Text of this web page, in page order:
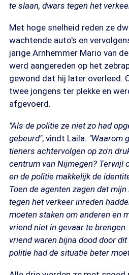
te slaan, dwars tegen het
Met hoge snelheid reden ze
wachtende auto's en
jarige Arnhemmer Mario van
werd aangereden op het
gewond dat hij later overleed.
twee jongens ter plekke en
afgevoerd.
"Als de politie ze niet zo had
gebeurd", vindt Laila. "Waarom
tieners achtervolgen op zo'n
centrum van Nijmegen? Terwijl
en de politie makkelijk de
Toen de agenten zagen dat
tegen het verkeer inreden
moeten staken om anderen en
vriend niet in gevaar te
vriend waren bijna dood door
politie had de situatie beter